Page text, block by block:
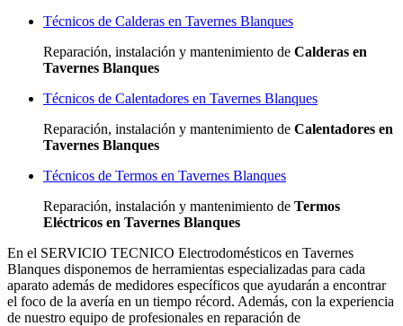
Técnicos de Calderas en Tavernes Blanques
Reparación, instalación y mantenimiento de Calderas en
Tavernes Blanques
Técnicos de Calentadores en Tavernes Blanques
Reparación, instalación y mantenimiento de Calentadores en
Tavernes Blanques
Técnicos de Termos en Tavernes Blanques
Reparación, instalación y mantenimiento de Termos
Eléctricos en Tavernes Blanques
En el SERVICIO TECNICO Electrodomésticos en Tavernes
Blanques disponemos de herramientas especializadas para cada
aparato además de medidores específicos que ayudarán a encontrar
el foco de la avería en un tiempo récord. Además, con la experiencia
de nuestro equipo de profesionales en reparación de